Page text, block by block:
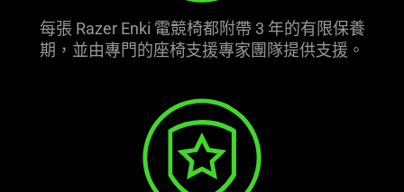
每張 Razer Enki 電競椅都附帶 3 年的有限保養
期，並由專門的座椅支援專家團隊提供支援 。